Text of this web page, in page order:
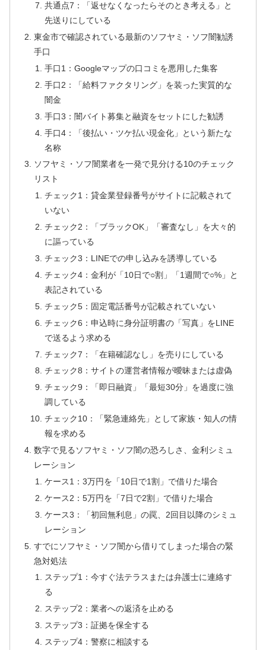
共通点7：「返せなくなったらそのとき考える」と
先送りにしている
東金市で確認されている最新のソフヤミ・ソフ闇勧誘
手口
手口1：Googleマップの口コミを悪用した集客
手口2：「給料ファクタリング」を装った実質的な
闇金
手口3：闇バイト募集と融資をセットにした勧誘
手口4：「後払い・ツケ払い現金化」という新たな
名称
ソフヤミ・ソフ闇業者を一発で見分ける10のチェック
リスト
チェック1：貸金業登録番号がサイトに記載されて
いない
チェック2：「ブラックOK」「審査なし」を大々的
に謳っている
チェック3：LINEでの申し込みを誘導している
チェック4：金利が「10日で○割」「1週間で○%」と
表記されている
チェック5：固定電話番号が記載されていない
チェック6：申込時に身分証明書の「写真」をLINE
で送るよう求める
チェック7：「在籍確認なし」を売りにしている
チェック8：サイトの運営者情報が曖昧または虚偽
チェック9：「即日融資」「最短30分」を過度に強
調している
チェック10：「緊急連絡先」として家族・知人の情
報を求める
数字で見るソフヤミ・ソフ闇の恐ろしさ、金利シミュ
レーション
ケース1：3万円を「10日で1割」で借りた場合
ケース2：5万円を「7日で2割」で借りた場合
ケース3：「初回無利息」の罠、2回目以降のシミュ
レーション
すでにソフヤミ・ソフ闇から借りてしまった場合の緊
急対処法
ステップ1：今すぐ法テラスまたは弁護士に連絡す
る
ステップ2：業者への返済を止める
ステップ3：証拠を保全する
ステップ4：警察に相談する